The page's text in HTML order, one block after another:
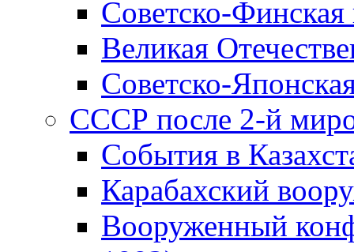
Советско-
Великая
Советско-
СССР после 2-й
События в
Карабахский
Вооруженный